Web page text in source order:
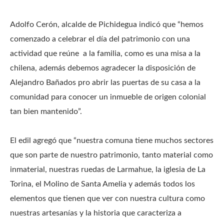
Adolfo Cerón, alcalde de Pichidegua indicó que “hemos
comenzado a celebrar el día del patrimonio con una
actividad que reúne a la familia, como es una misa a la
chilena, además debemos agradecer la disposición de
Alejandro Bañados pro abrir las puertas de su casa a la
comunidad para conocer un inmueble de origen colonial
tan bien mantenido”.
El edil agregó que “nuestra comuna tiene muchos sectores
que son parte de nuestro patrimonio, tanto material como
inmaterial, nuestras ruedas de Larmahue, la iglesia de La
Torina, el Molino de Santa Amelia y además todos los
elementos que tienen que ver con nuestra cultura como
nuestras artesanías y la historia que caracteriza a